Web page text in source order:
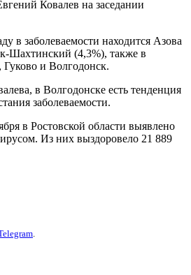
Ковалев на заседании
в заболеваемости находится Азова
Шахтинский (4,3%), также в
и Волгодонск.
в Волгодонске есть тенденция
заболеваемости.
в Ростовской области выявлено
Из них выздоровело 21 889
.